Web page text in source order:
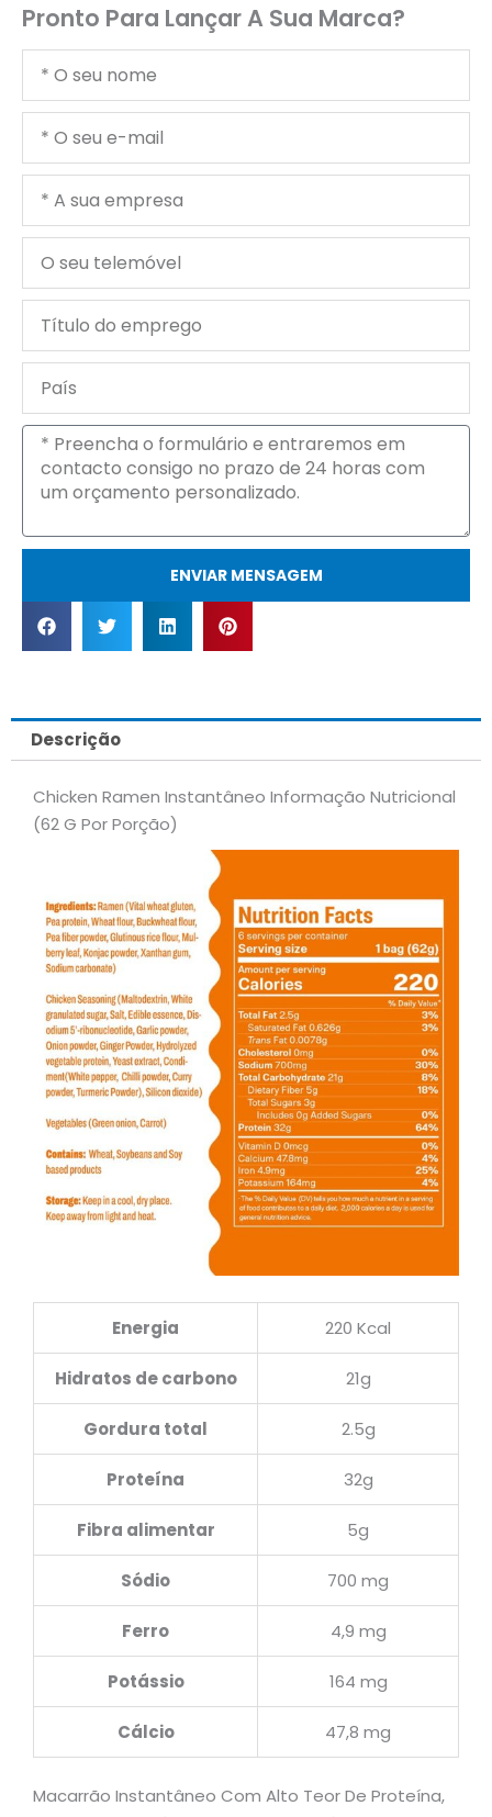
Pronto Para Lançar A Sua Marca?
nome
e-
mail
empresa
telemóvel
Título
emprego
Mensagem
ENVIAR MENSAGEM
Descrição
Chicken Ramen Instantâneo Informação Nutricional
(62 G Por Porção)
Energia 220 Kcal
Hidratos de carbono 21g
Gordura total 2.5g
Proteína 32g
Fibra alimentar 5g
Sódio 700 mg
Ferro 4,9 mg
Potássio 164 mg
Cálcio 47,8 mg
Macarrão Instantâneo Com Alto Teor De Proteína,